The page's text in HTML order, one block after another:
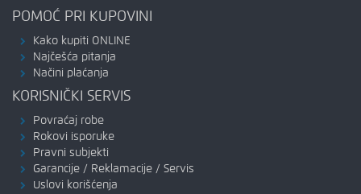
POMOĆ PRI KUPOVINI
Kako kupiti ONLINE
Najčešća pitanja
Načini plaćanja
KORISNIČKI SERVIS
Povraćaj robe
Rokovi isporuke
Pravni subjekti
Garancije / Reklamacije / Servis
Uslovi korišćenja